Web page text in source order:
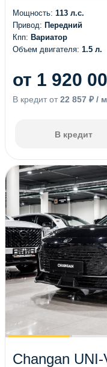
Мощность: 113 л.с.
Привод: Передний
Кпп: Вариатор
Объем двигателя: 1.5 л.
от 1 920
В кредит от 22 857 ₽ /
В кредит
Changan